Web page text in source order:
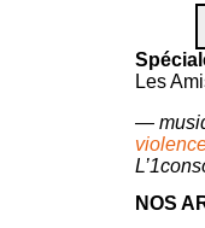
Les
—
NOS